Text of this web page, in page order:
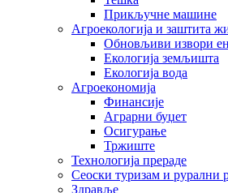
Прикључне машине
Агроекологија и заштита
Обновљиви извори
Екологија земљишта
Екологија вода
Агроекономија
Финансије
Аграрни буџет
Осигурање
Тржиште
Технологија прераде
Сеоски туризам и рурални
Здравље